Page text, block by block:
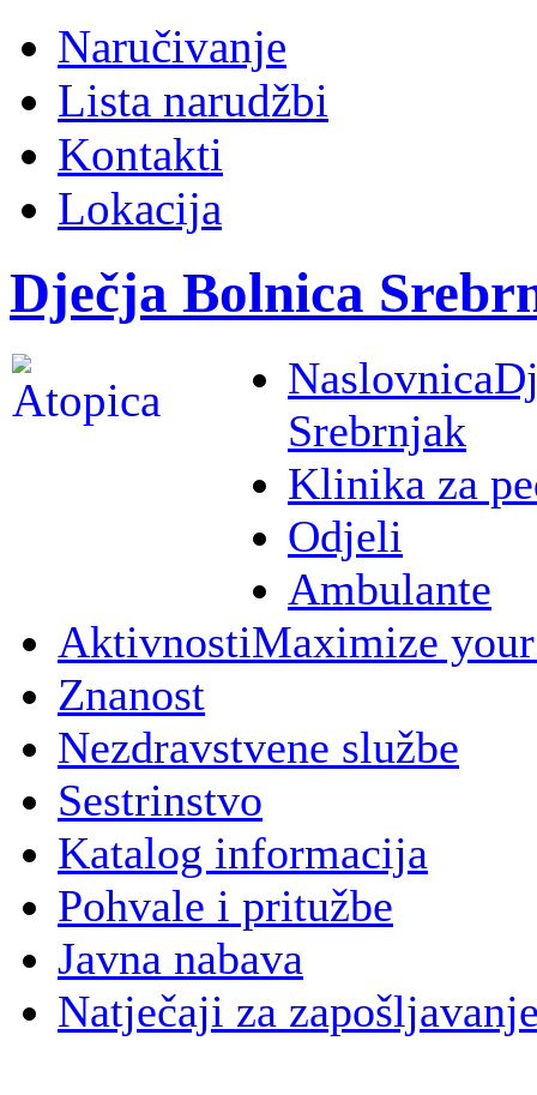
Naručivanje
Lista narudžbi
Kontakti
Lokacija
Dječja Bolnica
Naslovnica
Srebrnjak
Klinika za
Odjeli
Ambulante
AktivnostiMaximize
Znanost
Nezdravstvene službe
Sestrinstvo
Katalog informacija
Pohvale i pritužbe
Javna nabava
Natječaji za